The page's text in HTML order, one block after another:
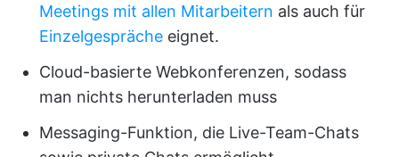
Meetings mit allen Mitarbeitern als auch für
Einzelgespräche eignet.
Cloud-basierte Webkonferenzen, sodass
man nichts herunterladen muss
Messaging-Funktion, die Live-Team-Chats